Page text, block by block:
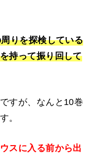
りを探検している
持って振り回して
すが、なんと10巻
。
スに入る前から出